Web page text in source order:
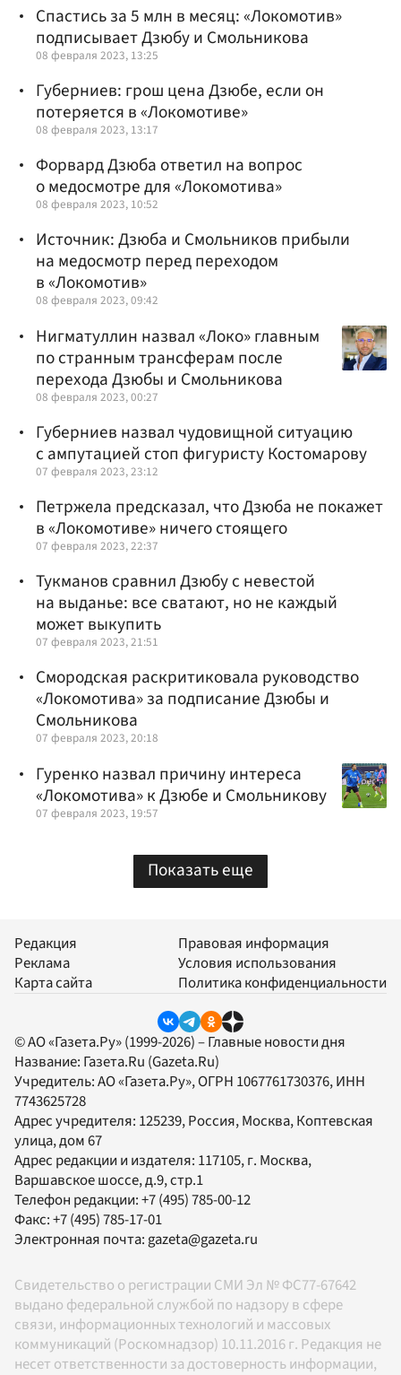
Спастись за 5 млн в месяц: «Локомотив»
подписывает Дзюбу и Смольникова
08 февраля 2023, 13:25
Губерниев: грош цена Дзюбе, если он
потеряется в «Локомотиве»
08 февраля 2023, 13:17
Форвард Дзюба ответил на вопрос
о медосмотре для «Локомотива»
08 февраля 2023, 10:52
Источник: Дзюба и Смольников прибыли
на медосмотр перед переходом
в «Локомотив»
08 февраля 2023, 09:42
Нигматуллин назвал «Локо» главным
по странным трансферам после
перехода Дзюбы и Смольникова
08 февраля 2023, 00:27
Губерниев назвал чудовищной ситуацию
с ампутацией стоп фигуристу Костомарову
07 февраля 2023, 23:12
Петржела предсказал, что Дзюба не покажет
в «Локомотиве» ничего стоящего
07 февраля 2023, 22:37
Тукманов сравнил Дзюбу с невестой
на выданье: все сватают, но не каждый
может выкупить
07 февраля 2023, 21:51
Смородская раскритиковала руководство
«Локомотива» за подписание Дзюбы и
Смольникова
07 февраля 2023, 20:18
Гуренко назвал причину интереса
«Локомотива» к Дзюбе и Смольникову
07 февраля 2023, 19:57
Показать еще
Редакция
Реклама
Карта сайта
Правовая информация
Условия использования
Политика конфиденциальности
© АО «Газета.Ру» (1999-2026) – Главные новости дня
Название: Газета.Ru (Gazeta.Ru)
Учредитель:АО «Газета.Ру», ОГРН 1067761730376, ИНН
7743625728
Адрес учредителя: 125239, Россия, Москва, Коптевская
улица, дом 67
Адрес редакции и издателя: 117105, г. Москва,
Варшавское шоссе, д.9, стр.1
Телефон редакции:+7 (495) 785-00-12
Факс:+7 (495) 785-17-01
Электронная почта:gazeta@gazeta.ru
Свидетельство о регистрации СМИ Эл № ФС77-67642
выдано федеральной службой по надзору в сфере
связи, информационных технологий и массовых
коммуникаций (Роскомнадзор) 10.11.2016 г. Редакция не
несет ответственности за достоверность информации,